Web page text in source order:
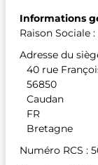
Informations
Raison Sociale
Adresse du
40 rue
56850
Caudan
FR
Bretagne
Numéro RCS :